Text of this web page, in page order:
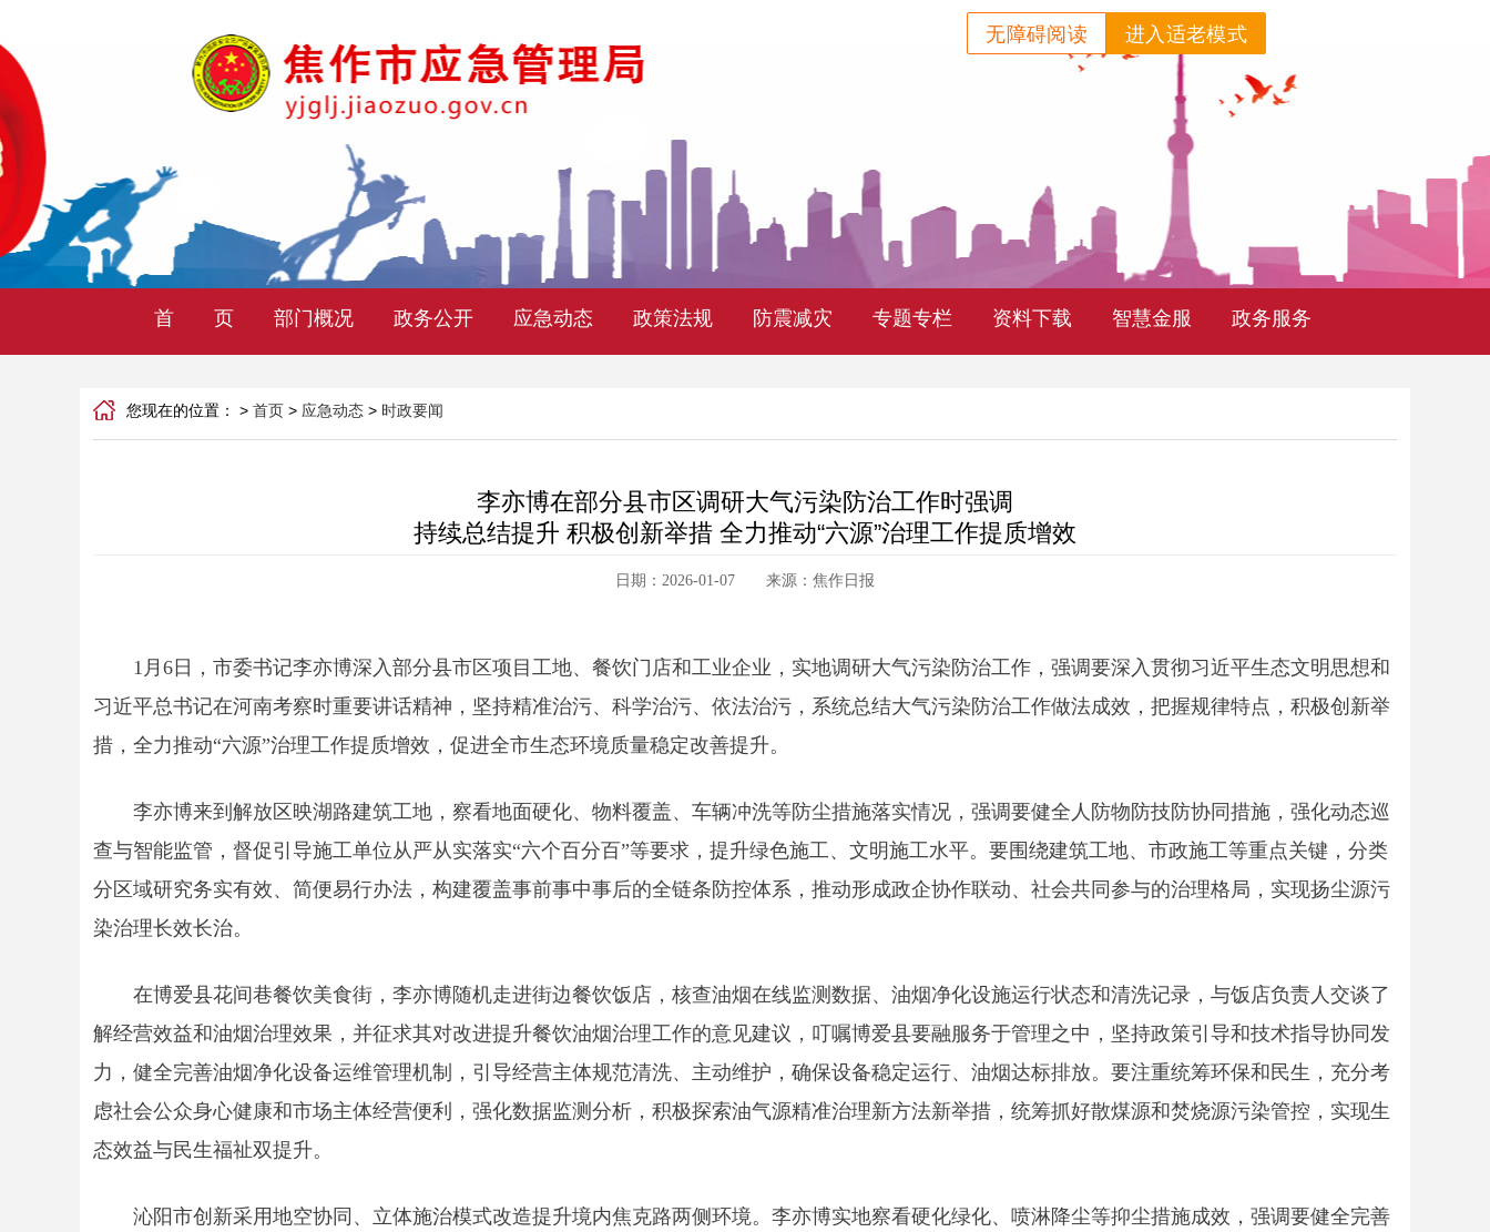
进入适老模式
无障碍阅读
首 页 部门概况 政务公开 应急动态 政策法规 防震减灾 专题专栏 资料下载 智慧金服 政务服务
您现在的位置： > 首页 > 应急动态 > 时政要闻
李亦博在部分县市区调研大气污染防治工作时强调
持续总结提升 积极创新举措 全力推动“六源”治理工作提质增效
日期：2026-01-07 来源：焦作日报
1月6日，市委书记李亦博深入部分县市区项目工地、餐饮门店和工业企业，实地调研大气污染防治工作，强调要深入贯彻习近平生态文明思想和
习近平总书记在河南考察时重要讲话精神，坚持精准治污、科学治污、依法治污，系统总结大气污染防治工作做法成效，把握规律特点，积极创新举
措，全力推动“六源”治理工作提质增效，促进全市生态环境质量稳定改善提升。
李亦博来到解放区映湖路建筑工地，察看地面硬化、物料覆盖、车辆冲洗等防尘措施落实情况，强调要健全人防物防技防协同措施，强化动态巡
查与智能监管，督促引导施工单位从严从实落实“六个百分百”等要求，提升绿色施工、文明施工水平。要围绕建筑工地、市政施工等重点关键，分类
分区域研究务实有效、简便易行办法，构建覆盖事前事中事后的全链条防控体系，推动形成政企协作联动、社会共同参与的治理格局，实现扬尘源污
染治理长效长治。
在博爱县花间巷餐饮美食街，李亦博随机走进街边餐饮饭店，核查油烟在线监测数据、油烟净化设施运行状态和清洗记录，与饭店负责人交谈了
解经营效益和油烟治理效果，并征求其对改进提升餐饮油烟治理工作的意见建议，叮嘱博爱县要融服务于管理之中，坚持政策引导和技术指导协同发
力，健全完善油烟净化设备运维管理机制，引导经营主体规范清洗、主动维护，确保设备稳定运行、油烟达标排放。要注重统筹环保和民生，充分考
虑社会公众身心健康和市场主体经营便利，强化数据监测分析，积极探索油气源精准治理新方法新举措，统筹抓好散煤源和焚烧源污染管控，实现生
态效益与民生福祉双提升。
沁阳市创新采用地空协同、立体施治模式改造提升境内焦克路两侧环境。李亦博实地察看硬化绿化、喷淋降尘等抑尘措施成效，强调要健全完善